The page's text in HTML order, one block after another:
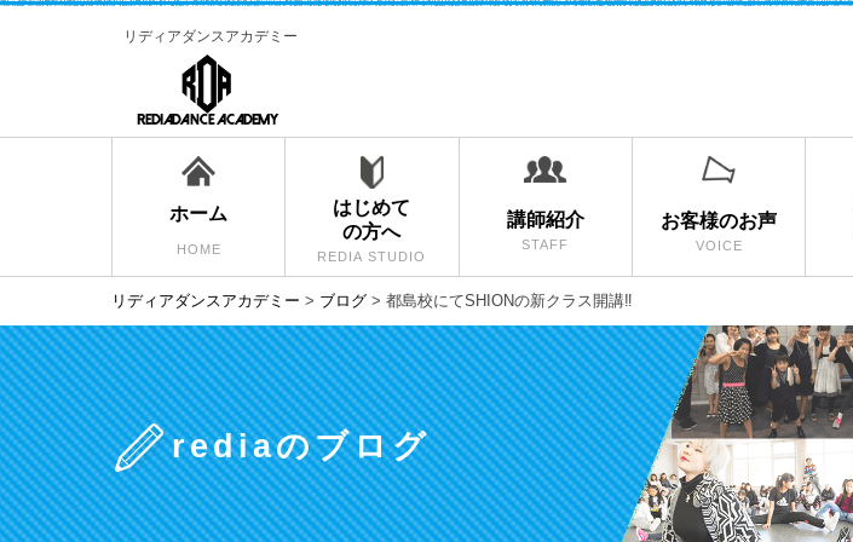
リディアダンスアカデミー
ホーム
HOME
はじめて
の方へ
REDIA STUDIO
講師紹介
STAFF
お客様のお声
VOICE
リディアダンスアカデミー > ブログ > 都島校にてSHIONの新クラス開講‼
rediaのブログ